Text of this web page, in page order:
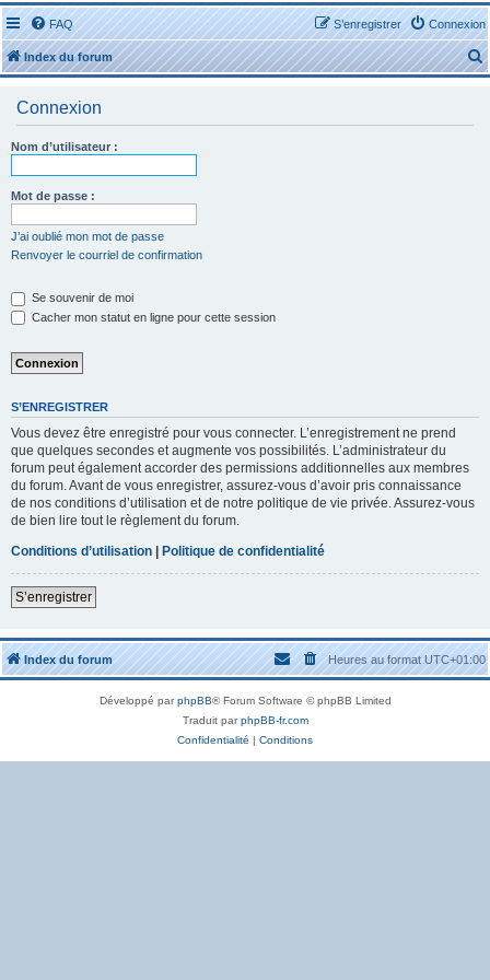
FAQ Connexion
S’enregistrer
Index du forum
e
Connexion
Nom d’utilisateur :
Mot de passe :
J’ai oublié mon mot de passe
Renvoyer le courriel de confirmation
Se souvenir de moi
Cacher mon statut en ligne pour cette session
S’ENREGISTRER
Vous devez être enregistré pour vous connecter. L’enregistrement ne prend
que quelques secondes et augmente vos possibilités. L’administrateur du
forum peut également accorder des permissions additionnelles aux membres
du forum. Avant de vous enregistrer, assurez-vous d’avoir pris connaissance
de nos conditions d’utilisation et de notre politique de vie privée. Assurez-vous
de bien lire tout le règlement du forum.
Conditions d’utilisation | Politique de confidentialité
S’enregistrer
Index du forum Heures au formatUTC+01:00
Développé parphpBB® Forum Software © phpBB Limited
Traduit parphpBB-fr.com
Confidentialité | Conditions